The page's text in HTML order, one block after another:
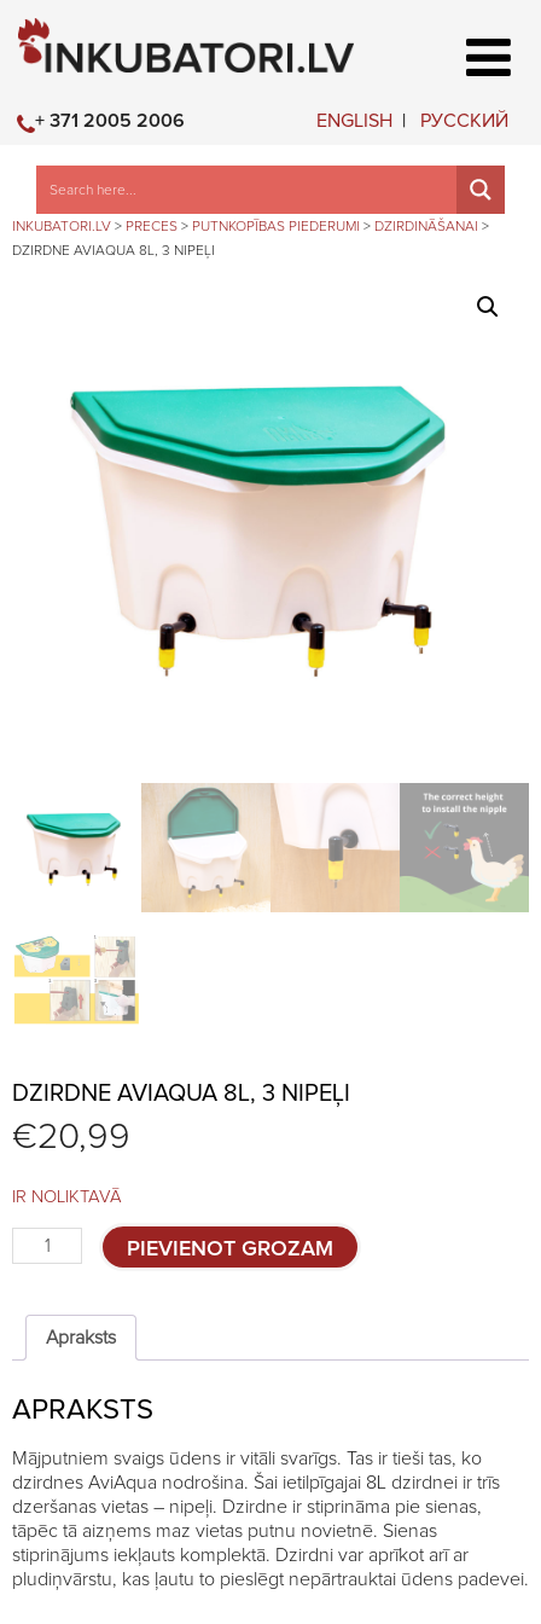
ENGLISH РУССКИЙ
+ 371 2005 2006
INKUBATORI.LV > PRECES > PUTNKOPĪBAS PIEDERUMI > DZIRDINĀŠANAI >
DZIRDNE AVIAQUA 8L, 3 NIPEĻI
DZIRDNE AVIAQUA 8L, 3 NIPEĻI
€20,99
IR NOLIKTAVĀ
Dzirdne
AviAqua
nipeļi
quantity
PIEVIENOT GROZAM
Apraksts
APRAKSTS
Mājputniem svaigs ūdens ir vitāli svarīgs. Tas ir tieši tas, ko
dzirdnes AviAqua nodrošina. Šai ietilpīgajai 8L dzirdnei ir trīs
dzeršanas vietas – nipeļi. Dzirdne ir stiprināma pie sienas,
tāpēc tā aizņems maz vietas putnu novietnē. Sienas
stiprinājums iekļauts komplektā. Dzirdni var aprīkot arī ar
pludiņvārstu, kas ļautu to pieslēgt nepārtrauktai ūdens padevei.